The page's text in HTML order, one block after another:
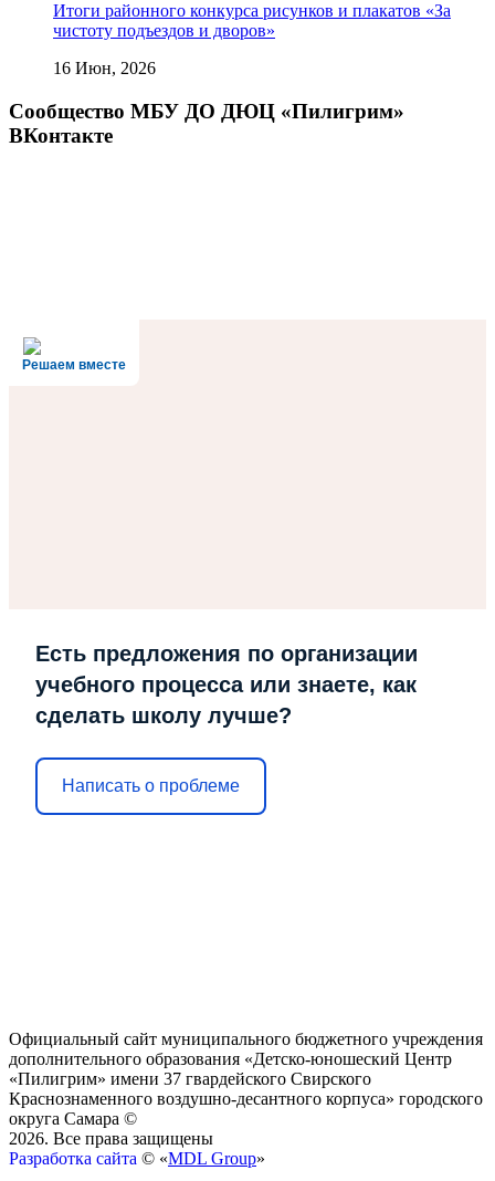
Итоги районного конкурса рисунков и плакатов «За
чистоту подъездов и дворов»
16 Июн, 2026
Сообщество МБУ ДО ДЮЦ «Пилигрим»
ВКонтакте
Решаем вместе
Есть предложения по организации
учебного процесса или знаете, как
сделать школу лучше?
Написать о проблеме
Официальный сайт муниципального бюджетного учреждения
дополнительного образования «Детско-юношеский Центр
«Пилигрим» имени 37 гвардейского Свирского
Краснознаменного воздушно-десантного корпуса» городского
округа Самара ©
2026. Все права защищены
Разработка сайта © «MDL Group»